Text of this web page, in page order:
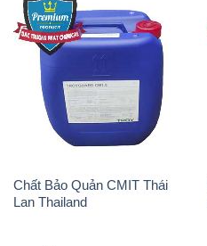
Chất Bảo Quản CMIT Thái
Lan Thailand